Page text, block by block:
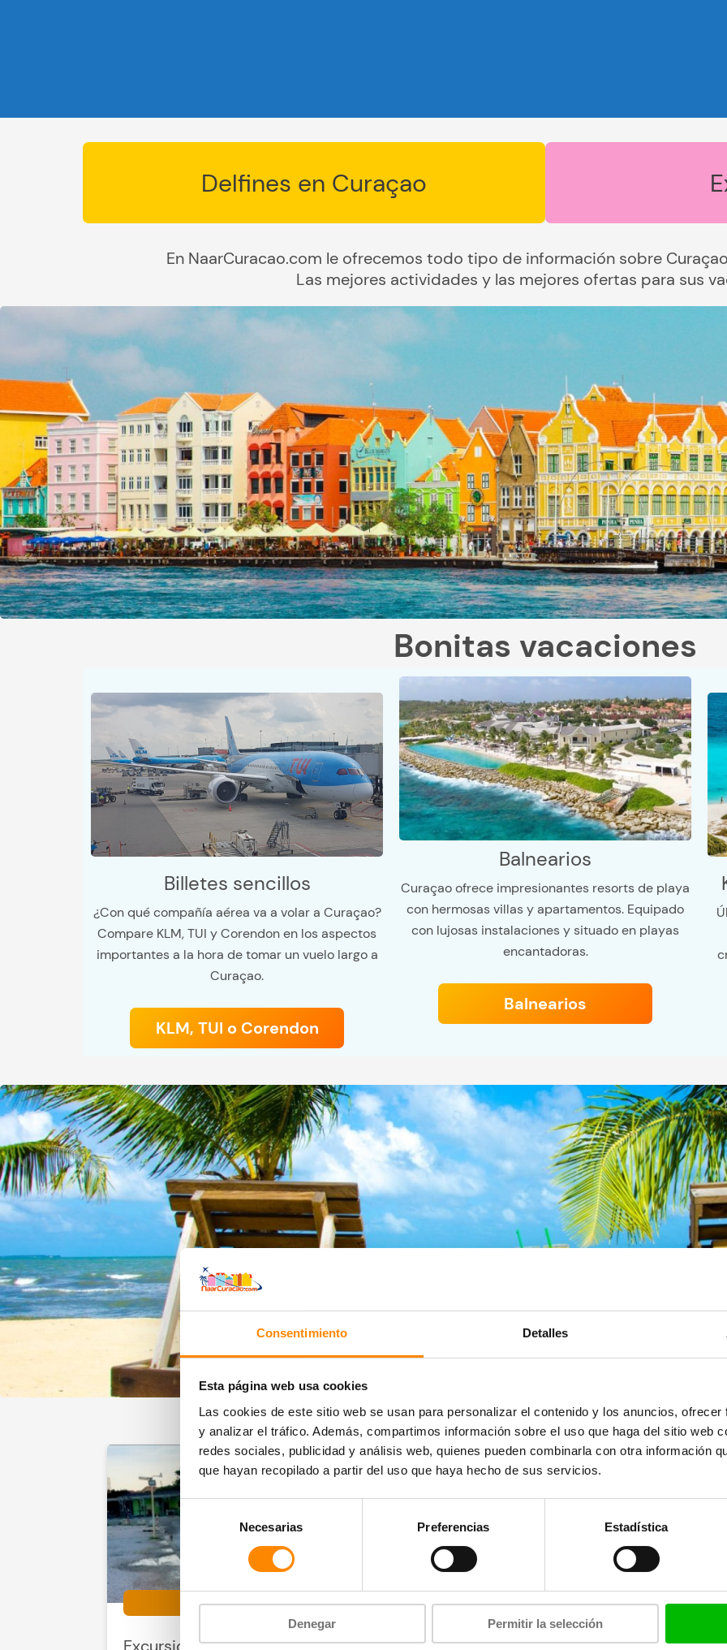
Consentimiento Detalles
Esta página web usa cookies
Las cookies de este sitio web se usan para personalizar el contenido y los anuncios,
y analizar el tráfico. Además, compartimos información sobre el uso que haga del sitio web
redes sociales, publicidad y análisis web, quienes pueden combinarla con otra información
que hayan recopilado a partir del uso que haya hecho de sus servicios.
Selección
de
consentimiento
Necesarias Preferencias Estadística
Denegar Permitir la selección
Delfines en Curaçao
En NaarCuracao.com le ofrecemos todo tipo de información sobre
Las mejores actividades y las mejores ofertas para sus
Bonitas vacaciones
Billetes sencillos
¿Con qué compañía aérea va a volar a Curaçao?
Compare KLM, TUI y Corendon en los aspectos
importantes a la hora de tomar un vuelo largo a
Curaçao.
KLM, TUI o Corendon
Balnearios
Curaçao ofrece impresionantes resorts de playa
con hermosas villas y apartamentos. Equipado
con lujosas instalaciones y situado en playas
encantadoras.
Balnearios
Las mejores
conducir y navegar el precio más bajo